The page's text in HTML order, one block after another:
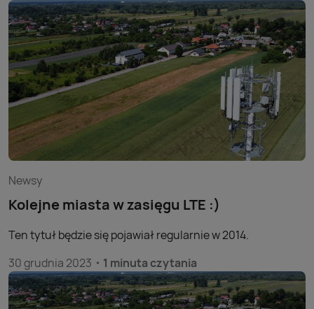
Newsy
Kolejne miasta w zasięgu LTE :)
Ten tytuł będzie się pojawiał regularnie w 2014.
30 grudnia 2023
1 minuta czytania